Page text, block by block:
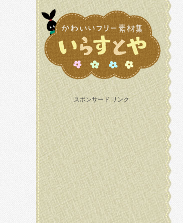
スポンサード リンク